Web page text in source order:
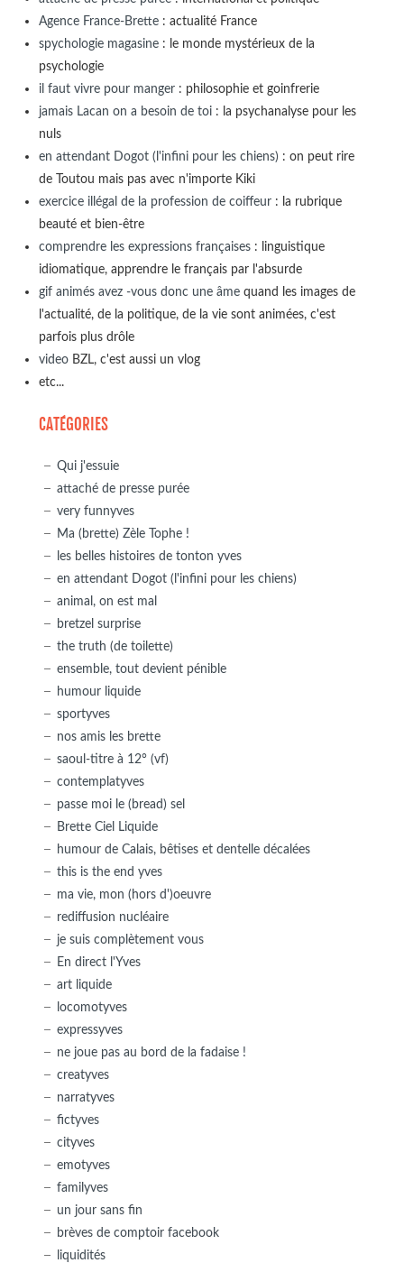
Agence France-Brette: actualité France
spychologie magasine: le monde mystérieux de la
psychologie
il faut vivre pour manger: philosophie et goinfrerie
jamais Lacan on a besoin de toi: la psychanalyse pour les
nuls
en attendant Dogot (l'infini pour les chiens): on peut rire
de Toutou mais pas avec n'importe Kiki
exercice illégal de la profession de coiffeur: la rubrique
beauté et bien-être
comprendre les expressions françaises: linguistique
idiomatique, apprendre le français par l'absurde
gif animés avez -vous donc une âmequand les images de
l'actualité, de la politique, de la vie sont animées, c'est
parfois plus drôle
videoBZL, c'est aussi un vlog
etc...
CATÉGORIES
Qui j'essuie
attaché de presse purée
very funnyves
Ma (brette) Zèle Tophe !
les belles histoires de tonton yves
en attendant Dogot (l'infini pour les chiens)
animal, on est mal
bretzel surprise
the truth (de toilette)
ensemble, tout devient pénible
humour liquide
sportyves
nos amis les brette
saoul-titre à 12° (vf)
contemplatyves
passe moi le (bread) sel
Brette Ciel Liquide
humour de Calais, bêtises et dentelle décalées
this is the end yves
ma vie, mon (hors d')oeuvre
rediffusion nucléaire
je suis complètement vous
En direct l'Yves
art liquide
locomotyves
expressyves
ne joue pas au bord de la fadaise !
creatyves
narratyves
fictyves
cityves
emotyves
familyves
un jour sans fin
brèves de comptoir facebook
liquidités